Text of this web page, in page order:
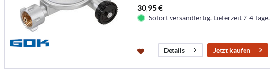
30,95 €
Sofort versandfertig. Lieferzeit 2-4 Tage.
Details Jetzt kaufen